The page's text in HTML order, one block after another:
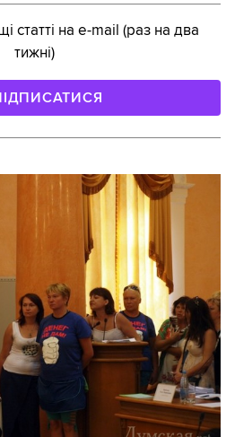
статті на e-mail (раз на два
тижні)